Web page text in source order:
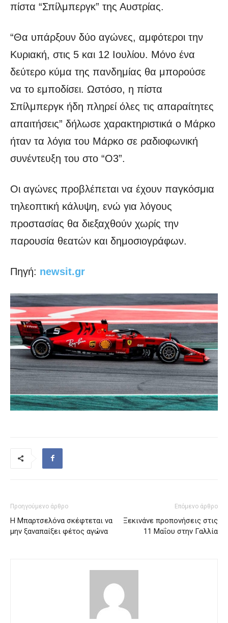
πίστα “Σπίλμπεργκ” της Αυστρίας.
“Θα υπάρξουν δύο αγώνες, αμφότεροι την
Κυριακή, στις 5 και 12 Ιουλίου. Μόνο ένα
δεύτερο κύμα της πανδημίας θα μπορούσε
να το εμποδίσει. Ωστόσο, η πίστα
Σπίλμπεργκ ήδη πληρεί όλες τις απαραίτητες
απαιτήσεις” δήλωσε χαρακτηριστικά ο Μάρκο
ήταν τα λόγια του Μάρκο σε ραδιοφωνική
συνέντευξη του στο “O3”.
Οι αγώνες προβλέπεται να έχουν παγκόσμια
τηλεοπτική κάλυψη, ενώ για λόγους
προστασίας θα διεξαχθούν χωρίς την
παρουσία θεατών και δημοσιογράφων.
Πηγή: newsit.gr
Προηγούμενο άρθρο
Η Μπαρτσελόνα σκέφτεται να
μην ξαναπαίξει φέτος αγώνα
Επόμενο άρθρο
Ξεκινάνε προπονήσεις στις
11 Μαΐου στην Γαλλία